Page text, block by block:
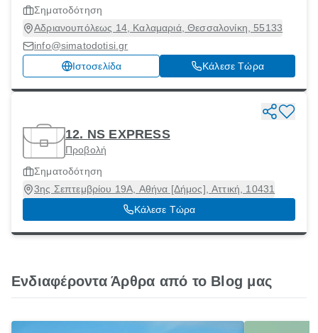
Σηματοδότηση
Αδριανουπόλεως 14, Καλαμαριά, Θεσσαλονίκη, 55133
info@simatodotisi.gr
Ιστοσελίδα
Κάλεσε Τώρα
12. NS EXPRESS
Προβολή
Σηματοδότηση
3ης Σεπτεμβρίου 19Α, Αθήνα [Δήμος], Αττική, 10431
Κάλεσε Τώρα
Ενδιαφέροντα Άρθρα από το Blog μας